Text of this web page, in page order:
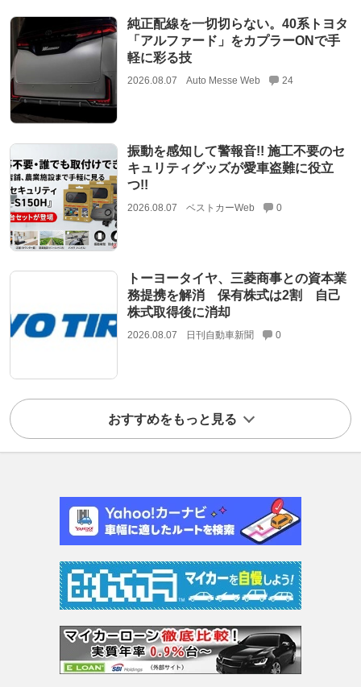
純正配線を一切切らない。40系トヨタ
「アルファード」をカプラーONで手
軽に彩る技
2026.08.07 Auto Messe Web 24
振動を感知して警報音!! 施工不要のセ
キュリティグッズが愛車盗難に役立
つ!!
2026.08.07 ベストカーWeb 0
トーヨータイヤ、三菱商事との資本業
務提携を解消 保有株式は2割 自己
株式取得後に消却
2026.08.07 日刊自動車新聞 0
おすすめをもっと見る